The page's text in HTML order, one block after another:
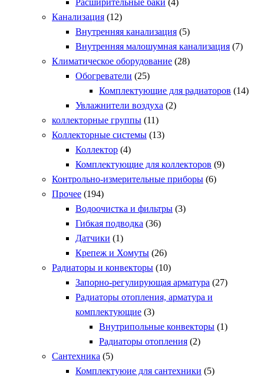
Расширительные баки (4)
Канализация (12)
Внутренняя канализация (5)
Внутренняя малошумная канализация (7)
Климатическое оборудование (28)
Обогреватели (25)
Комплектующие для радиаторов (14)
Увлажнители воздуха (2)
коллекторные группы (11)
Коллекторные системы (13)
Коллектор (4)
Комплектующие для коллекторов (9)
Контрольно-измерительные приборы (6)
Прочее (194)
Водоочистка и фильтры (3)
Гибкая подводка (36)
Датчики (1)
Крепеж и Хомуты (26)
Радиаторы и конвекторы (10)
Запорно-регулирующая арматура (27)
Радиаторы отопления, арматура и
комплектующие (3)
Внутрипольные конвекторы (1)
Радиаторы отопления (2)
Сантехника (5)
Комплектуюие для сантехники (5)